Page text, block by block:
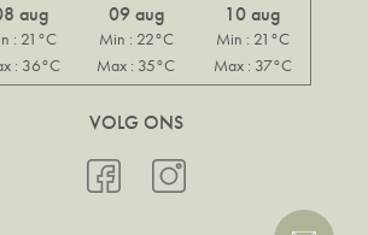
aug
: 21°C
: 36°C
09 aug
Min : 22°C
Max : 35°C
10 aug
Min : 21°C
Max : 37°C
VOLG ONS